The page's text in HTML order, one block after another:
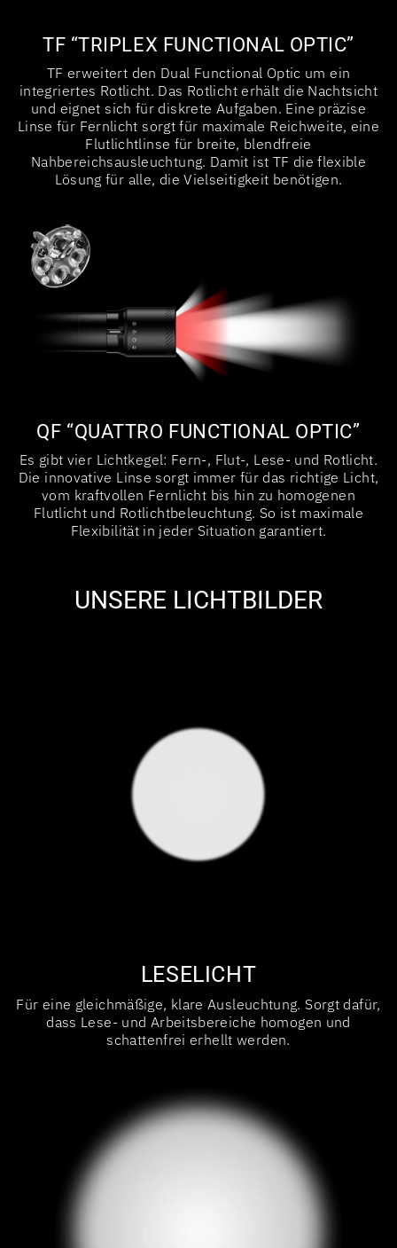
TF “TRIPLEX FUNCTIONAL OPTIC”
TF erweitert den Dual Functional Optic um ein
integriertes Rotlicht. Das Rotlicht erhält die Nachtsicht
und eignet sich für diskrete Aufgaben. Eine präzise
Linse für Fernlicht sorgt für maximale Reichweite, eine
Flutlichtlinse für breite, blendfreie
Nahbereichsausleuchtung. Damit ist TF die flexible
Lösung für alle, die Vielseitigkeit benötigen.
QF “QUATTRO FUNCTIONAL OPTIC”
Es gibt vier Lichtkegel: Fern-, Flut-, Lese- und Rotlicht.
Die innovative Linse sorgt immer für das richtige Licht,
vom kraftvollen Fernlicht bis hin zu homogenen
Flutlicht und Rotlichtbeleuchtung. So ist maximale
Flexibilität in jeder Situation garantiert.
UNSERE LICHTBILDER
LESELICHT
Für eine gleichmäßige, klare Ausleuchtung. Sorgt dafür,
dass Lese- und Arbeitsbereiche homogen und
schattenfrei erhellt werden.